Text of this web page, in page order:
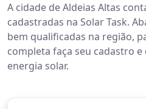
A cidade de Aldeias Altas
cadastradas na Solar Task.
bem qualificadas na região,
completa faça seu cadastro
energia solar.